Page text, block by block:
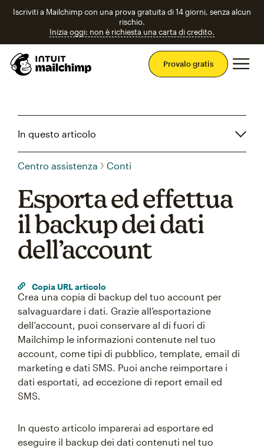
Iscriviti a Mailchimp con una prova gratuita di 14 giorni, senza alcun
rischio.
Inizia oggi: non è richiesta una carta di credito.
Provalo gratis
In questo articolo
Centro assistenza Conti
Esporta ed effettua
il backup dei dati
dell’account
Copia URL articolo
Crea una copia di backup del tuo account per
salvaguardare i dati. Grazie all’esportazione
dell’account, puoi conservare al di fuori di
Mailchimp le informazioni contenute nel tuo
account, come tipi di pubblico, template, email di
marketing e dati SMS. Puoi anche reimportare i
dati esportati, ad eccezione di report email ed
SMS.
In questo articolo imparerai ad esportare ed
eseguire il backup dei dati contenuti nel tuo